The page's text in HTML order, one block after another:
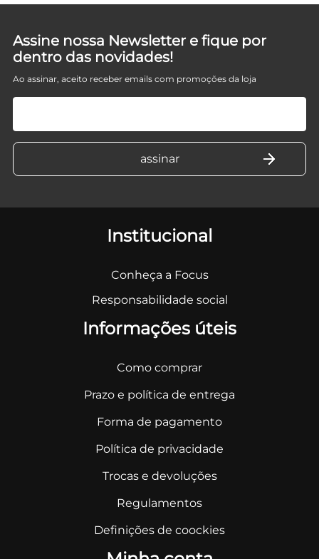
Assine nossa Newsletter e fique por
dentro das novidades!
Ao assinar, aceito receber emails com promoções da loja
Institucional
Conheça a Focus
Responsabilidade social
Informações úteis
Como comprar
Prazo e política de entrega
Forma de pagamento
Política de privacidade
Trocas e devoluções
Regulamentos
Definições de coockies